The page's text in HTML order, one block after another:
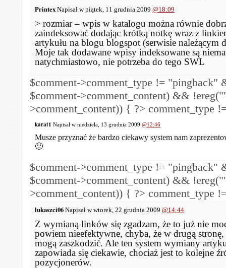
Printex Napisał w piątek, 11 grudnia 2009 @18:09
> rozmiar – wpis w katalogu można równie
zaindeksować dodając krótką notkę wraz z
artykułu na blogu blogspot (serwisie należącym
Moje tak dodawane wpisy indeksowane są
natychmiastowo, nie potrzeba do tego SWL
$comment->comment_type != "pingback"
$comment->comment_content) && !ereg("
>comment_content)) { ?>
karat1 Napisał w niedziela, 13 grudnia 2009 @12:46
Musze przyznać że bardzo ciekawy system nam
🙂
comment_type
$comment->comment_type != "pingback"
$comment->comment_content) && !ereg("
>comment_content)) { ?>
lukaszci06 Napisał w wtorek, 22 grudnia 2009 @14:44
Z wymianą linków się zgadzam, że to już nie
powiem nieefektywne, chyba, że w drugą stronę,
mogą zaszkodzić. Ale ten system wymiany
zapowiada się ciekawie, chociaż jest to kolejne
pozycjonerów.
comment_type